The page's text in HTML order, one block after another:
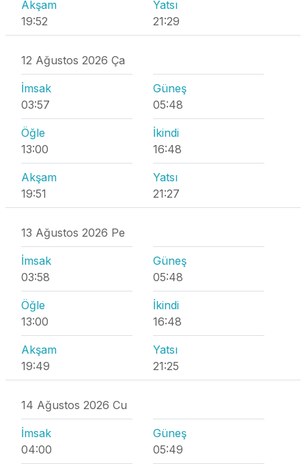
Akşam
19:52
Yatsı
21:29
12 Ağustos 2026 Ça
İmsak
03:57
Güneş
05:48
Öğle
13:00
İkindi
16:48
Akşam
19:51
Yatsı
21:27
13 Ağustos 2026 Pe
İmsak
03:58
Güneş
05:48
Öğle
13:00
İkindi
16:48
Akşam
19:49
Yatsı
21:25
14 Ağustos 2026 Cu
İmsak
04:00
Güneş
05:49